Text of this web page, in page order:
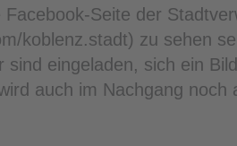
Seite der
koblenz.stadt) zu sehen
sind eingeladen, sich ein
auch im Nachgang